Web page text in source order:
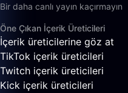
Bir daha canlı yayın kaçırmayın
Öne Çıkan İçerik Üreticileri
İçerik üreticilerine göz at
TikTok içerik üreticileri
Twitch içerik üreticileri
Kick içerik üreticileri